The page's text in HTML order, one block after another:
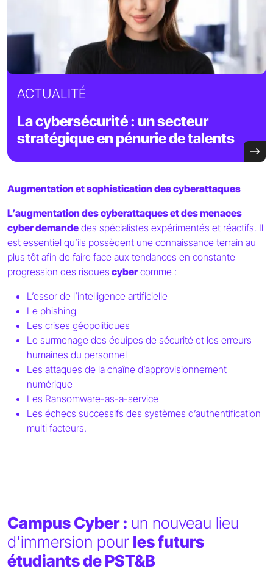
ACTUALITÉ
La cybersécurité : un secteur
stratégique en pénurie de talents
Augmentation et sophistication des cyberattaques
L’augmentation des cyberattaques et des menaces
cyber demande des spécialistes expérimentés et réactifs. Il
est essentiel qu’ils possèdent une connaissance terrain au
plus tôt afin de faire face aux tendances en constante
progression des risques cybercomme :
L’essor de l’intelligence artificielle
Le phishing
Les crises géopolitiques
Le surmenage des équipes de sécurité et les erreurs
humaines du personnel
Les attaques de la chaîne d’approvisionnement
numérique
Les Ransomware-as-a-service
Les échecs successifs des systèmes d’authentification
multi facteurs.
Campus Cyber : un nouveau lieu
d'immersion pour les futurs
étudiants de PST&B